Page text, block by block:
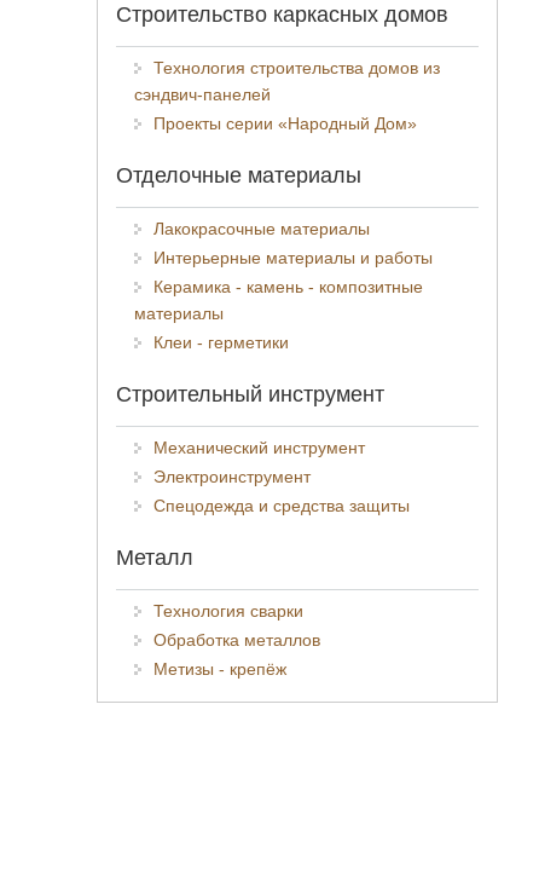
Строительство каркасных домов
Технология строительства домов из
сэндвич-панелей
Проекты серии «Народный Дом»
Отделочные материалы
Лакокрасочные материалы
Интерьерные материалы и работы
Керамика - камень - композитные
материалы
Клеи - герметики
Строительный инструмент
Механический инструмент
Электроинструмент
Спецодежда и средства защиты
Металл
Технология сварки
Обработка металлов
Метизы - крепёж